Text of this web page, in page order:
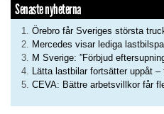
Senaste nyheterna
Örebro får Sveriges största
Mercedes visar lediga
M Sverige: ”Förbjud
Lätta lastbilar fortsätter uppåt –
CEVA: Bättre arbetsvillkor får